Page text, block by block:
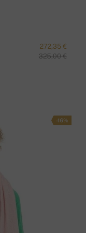
272,35 €
325,00 €
-16%